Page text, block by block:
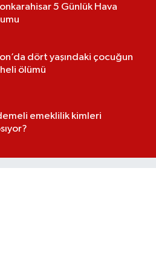
5 Günlük Hava
dört yaşındaki çocuğun
ölümü
emeklilik kimleri